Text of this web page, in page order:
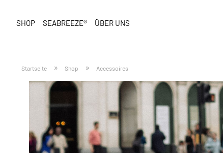
SHOP SEABREEZE® ÜBER UNS
Startseite » Shop » Accessoires